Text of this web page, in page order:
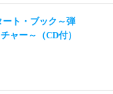
ト・ブック～弾
ャー～（CD付）